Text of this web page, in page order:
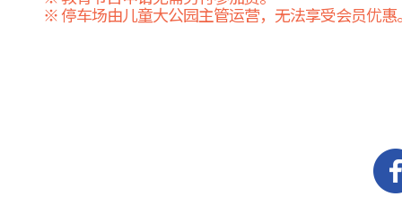
※ 停车场由儿童大公园主管运营，无法享受会员优惠